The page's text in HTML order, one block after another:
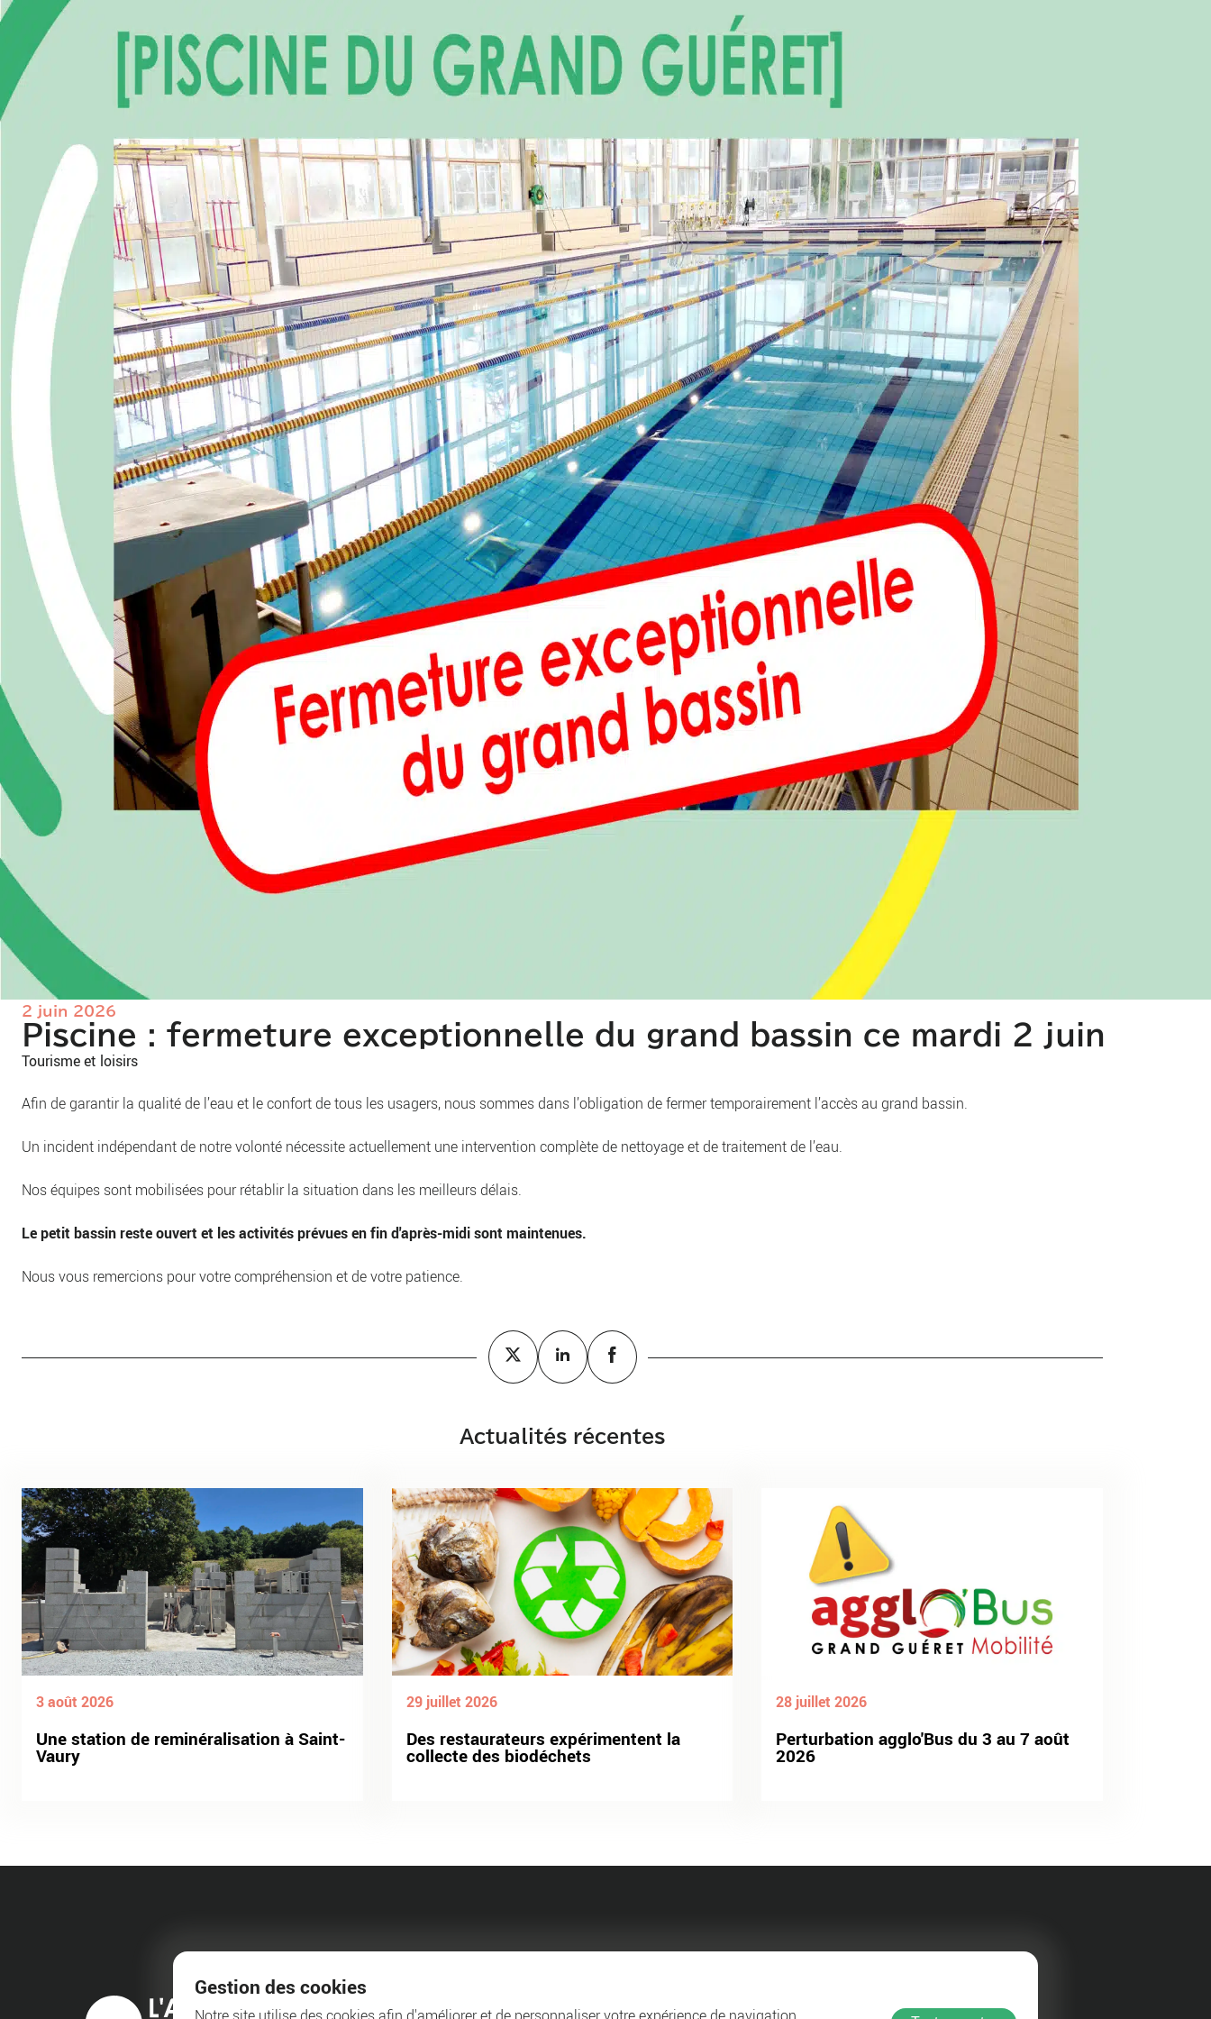
Gestion des cookies
2 juin 2026
Piscine : fermeture exceptionnelle du grand bassin ce mardi 2 juin
Tourisme et loisirs
Afin de garantir la qualité de l’eau et le confort de tous les usagers, nous sommes dans l’obligation de fermer temporairement l’accès au grand bassin.
Un incident indépendant de notre volonté nécessite actuellement une intervention complète de nettoyage et de traitement de l’eau.
Nos équipes sont mobilisées pour rétablir la situation dans les meilleurs délais.
Le petit bassin reste ouvert et les activités prévues en fin d'après-midi sont maintenues.
Nous vous remercions pour votre compréhension et de votre patience.
Actualités récentes
3 août 2026
Une station de reminéralisation à Saint-
Vaury
29 juillet 2026
Des restaurateurs expérimentent la
collecte des biodéchets
28 juillet 2026
Perturbation agglo'Bus du 3 au 7 août
2026
Agglo Entreprendre et collaborer Au quotidien